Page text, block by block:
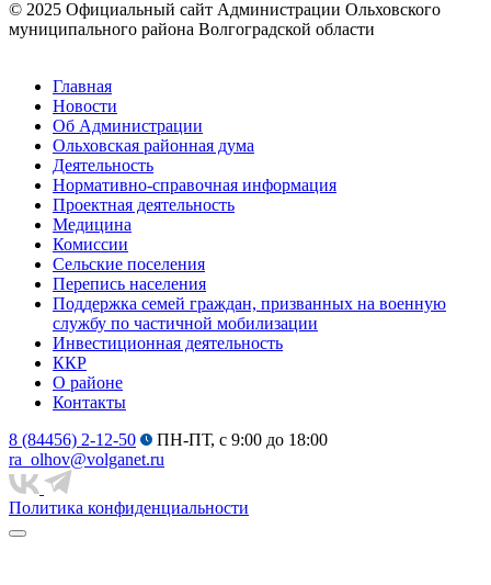
© 2025 Официальный сайт Администрации Ольховского
муниципального района Волгоградской области
Главная
Новости
Об Администрации
Ольховская районная дума
Деятельность
Нормативно-справочная информация
Проектная деятельность
Медицина
Комиссии
Сельские поселения
Перепись населения
Поддержка семей граждан, призванных на военную
службу по частичной мобилизации
Инвестиционная деятельность
ККР
О районе
Контакты
8 (84456) 2-12-50
ПН-ПТ, с 9:00 до 18:00
ra_olhov@volganet.ru
Политика конфиденциальности